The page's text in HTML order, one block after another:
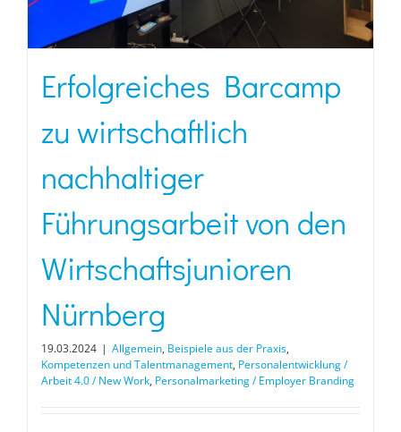
Erfolgreiches Barcamp
zu wirtschaftlich
nachhaltiger
Führungsarbeit von den
Wirtschaftsjunioren
Nürnberg
19.03.2024 | Allgemein, Beispiele aus der Praxis,
Kompetenzen und Talentmanagement, Personalentwicklung /
Arbeit 4.0 / New Work, Personalmarketing / Employer Branding